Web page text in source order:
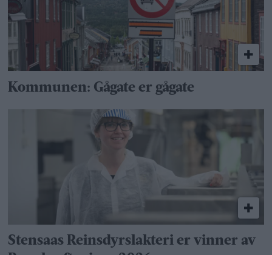
Kommunen: Gågate er gågate
Stensaas Reinsdyrslakteri er vinner av